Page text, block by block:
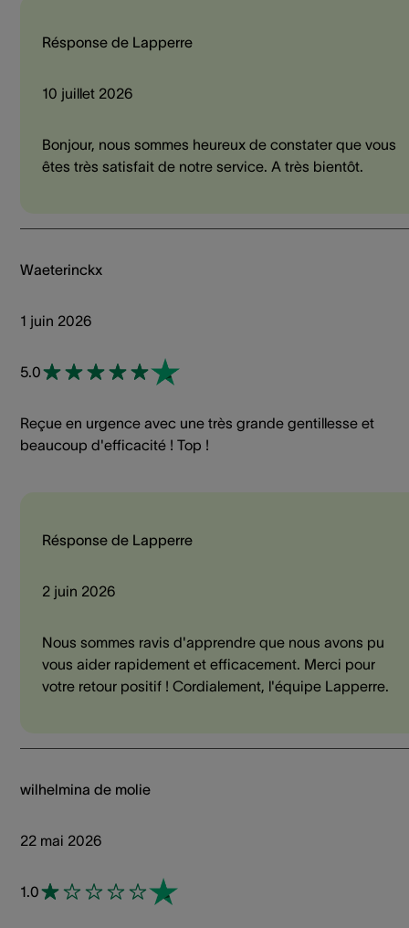
Résponse de Lapperre
10 juillet 2026
Bonjour, nous sommes heureux de constater que vous
êtes très satisfait de notre service. A très bientôt.
Waeterinckx
1 juin 2026
5.0
Reçue en urgence avec une très grande gentillesse et
beaucoup d'efficacité ! Top !
Résponse de Lapperre
2 juin 2026
Nous sommes ravis d'apprendre que nous avons pu
vous aider rapidement et efficacement. Merci pour
votre retour positif ! Cordialement, l'équipe Lapperre.
wilhelmina de molie
22 mai 2026
1.0